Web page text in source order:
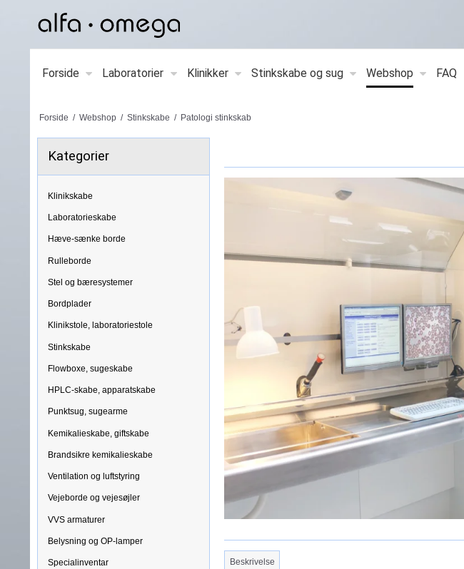
Forside Laboratorier Klinikker Stinkskabe og sug Webshop FAQ
Forside / Webshop / Stinkskabe / Patologi stinkskab
Kategorier
Klinikskabe
Laboratorieskabe
Hæve-sænke borde
Rulleborde
Stel og bæresystemer
Bordplader
Klinikstole, laboratoriestole
Stinkskabe
Flowboxe, sugeskabe
HPLC-skabe, apparatskabe
Punktsug, sugearme
Kemikalieskabe, giftskabe
Brandsikre kemikalieskabe
Ventilation og luftstyring
Vejeborde og vejesøjler
VVS armaturer
Belysning og OP-lamper
Specialinventar Beskrivelse